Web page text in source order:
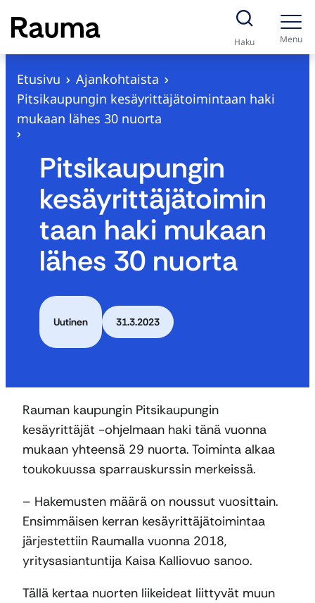
S
i
Haku Menu
Etusivu
Ajankohtaista
Pitsikaupungin kesäyrittäjätoimintaan haki
mukaan lähes 30 nuorta
Pitsikaupungin
kesäyrittäjätoimin
taan haki mukaan
lähes 30 nuorta
Uutinen 31.3.2023
Rauman kaupungin Pitsikaupungin
kesäyrittäjät -ohjelmaan haki tänä vuonna
mukaan yhteensä 29 nuorta. Toiminta alkaa
toukokuussa sparrauskurssin merkeissä.
– Hakemusten määrä on noussut vuosittain.
Ensimmäisen kerran kesäyrittäjätoimintaa
järjestettiin Raumalla vuonna 2018,
yritysasiantuntija Kaisa Kalliovuo sanoo.
Tällä kertaa nuorten liikeideat liittyvät muun